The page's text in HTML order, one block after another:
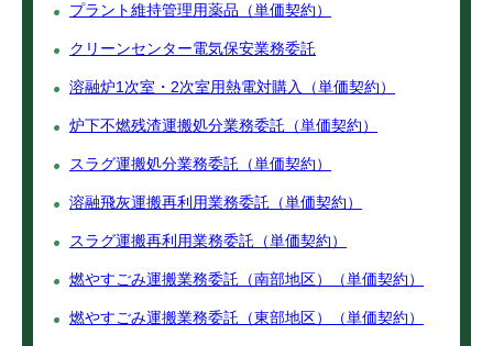
プラント維持管理用薬品（単価契約）
クリーンセンター電気保安業務委託
溶融炉1次室・2次室用熱電対購入（単価契約）
炉下不燃残渣運搬処分業務委託（単価契約）
スラグ運搬処分業務委託（単価契約）
溶融飛灰運搬再利用業務委託（単価契約）
スラグ運搬再利用業務委託（単価契約）
燃やすごみ運搬業務委託（南部地区）（単価契約）
燃やすごみ運搬業務委託（東部地区）（単価契約）